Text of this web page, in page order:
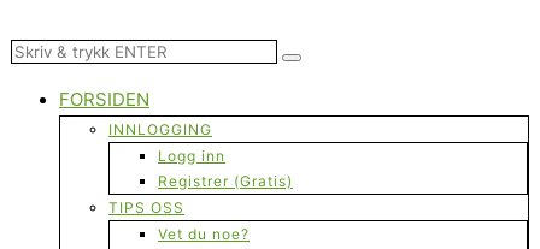
FORSIDEN
INNLOGGING
Logg inn
Registrer (Gratis)
TIPS OSS
Vet du noe?